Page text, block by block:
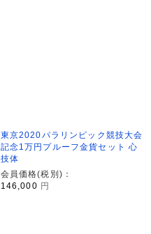
東京2020パラリンピック競技大会
記念1万円プルーフ金貨セット 心
技体
会員価格(税別)：
146,000 円